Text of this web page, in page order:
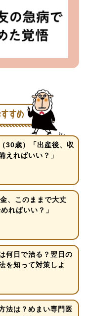
30歳）「出産後、収
えればいい？」
、このままで大丈
ればいい？」
何日で治る？翌日の
を知って対策しよ
法は？めまい専門医